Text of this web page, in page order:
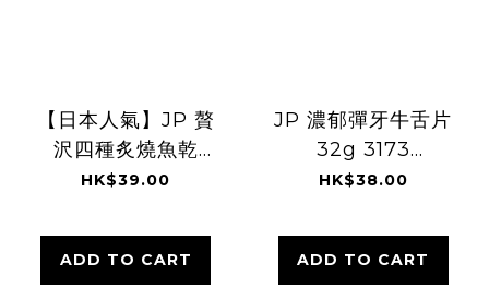
【日本人氣】JP 贅
沢四種炙燒魚乾
72g 6398
HK$39.00
ADD TO CART
JP 濃郁彈牙牛舌片
32g 3173
TK260806
HK$38.00
ADD TO CART